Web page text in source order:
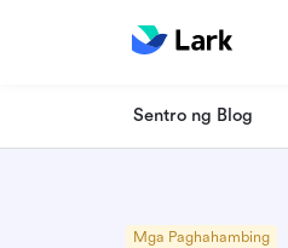
Sentro ng Blog
Mga Paghahambing